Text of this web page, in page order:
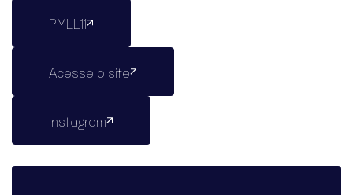
PMLL11
Acesse o site
Instagram